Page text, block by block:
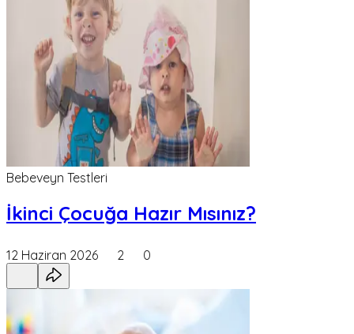
Bebeveyn Testleri
İkinci Çocuğa Hazır Mısınız?
12 Haziran 2026 2 0